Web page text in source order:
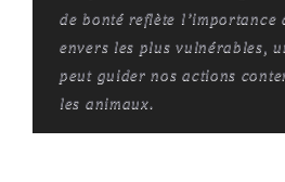
de bonté reflète l’importance
envers les plus vulnérables,
peut guider nos actions
les animaux.